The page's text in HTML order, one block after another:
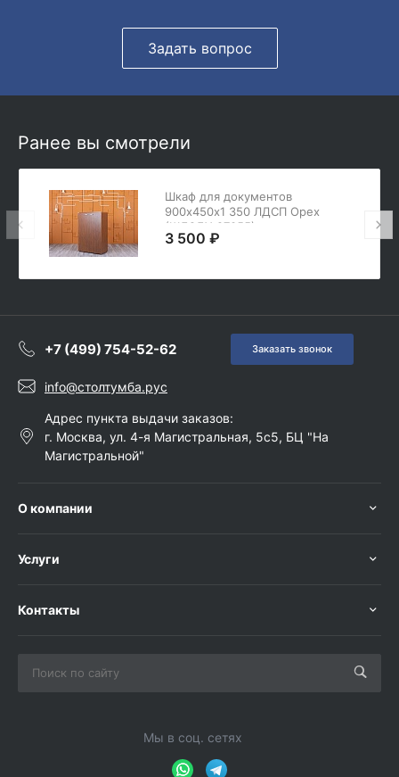
Задать вопрос
Ранее вы смотрели
Шкаф для документов
900х450х1 350 ЛДСП Орех
(ШД2ДХ-27055)
3 500 ₽
+7 (499) 754-52-62 Заказать звонок
info@столтумба.рус
Адрес пункта выдачи заказов:
г. Москва, ул. 4-я Магистральная, 5с5, БЦ "На
Магистральной"
О компании
Услуги
Контакты
Мы в соц. сетях